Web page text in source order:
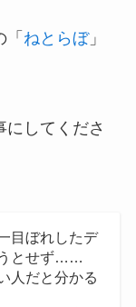
ねとらぼ」
してくださ
目ぼれしたデ
うとせず……
人だと分かる